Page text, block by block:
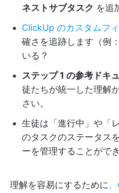
ネストサブタスク を追
ClickUp のカスタムフ
確さを追跡します（例
いる？
ステップ 1 の参考ドキ
徒たちが統一した理解
さい。
生徒は「進行中」や「
のタスクのステータス
ーを管理することができ
理解を容易にするために